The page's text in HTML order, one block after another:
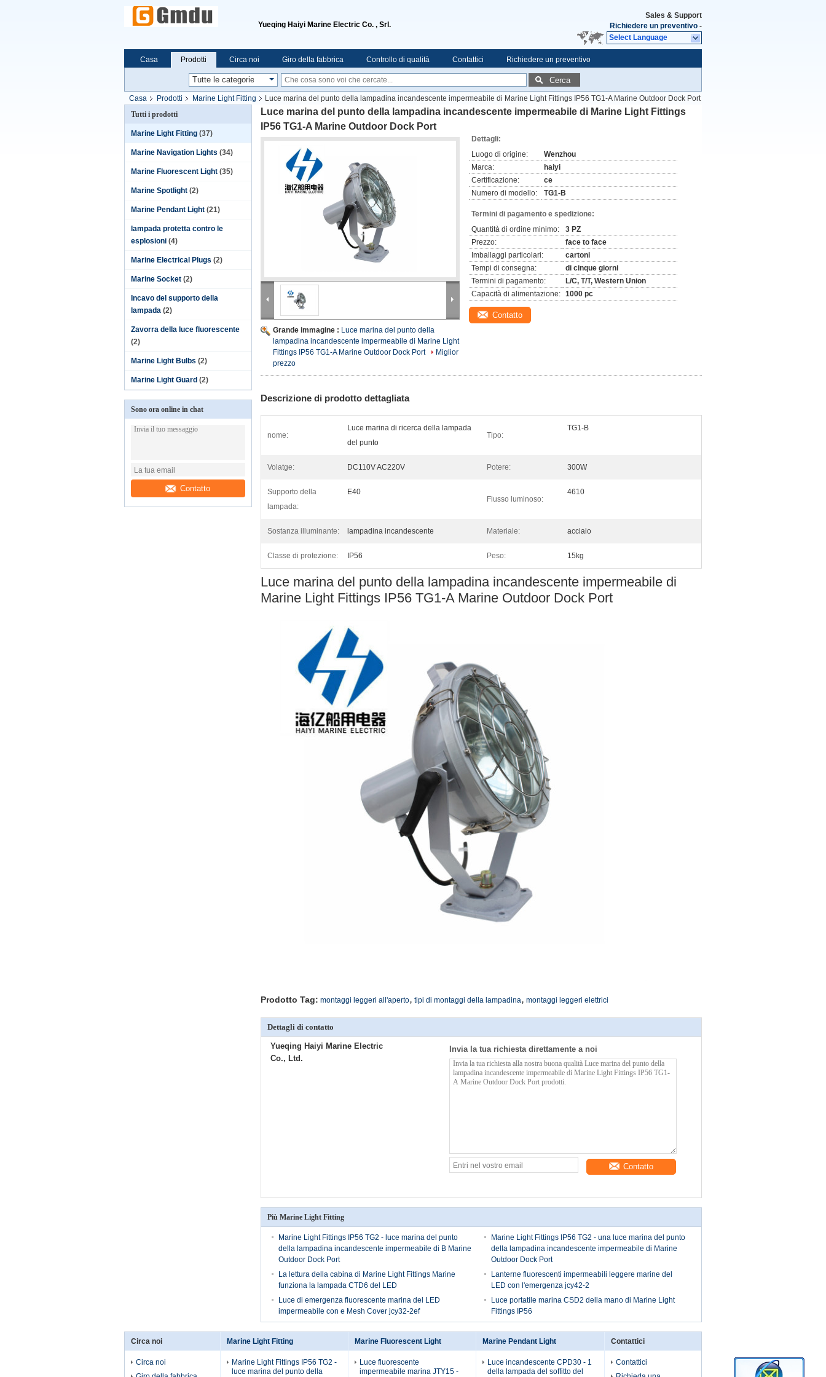
Yueqing Haiyi Marine Electric Co. , Srl.
Sales & Support
Richiedere un preventivo -
Select Language
Casa Prodotti Circa noi Giro della fabbrica Controllo di qualità Contattici Richiedere un preventivo
Cerca
Casa Prodotti Marine Light Fitting
Luce marina del punto della lampadina incandescente impermeabile di Marine Light Fittings IP56 TG1-A Marine Outdoor Dock Port
Tutti i prodotti
Marine Light Fitting (37)
Marine Navigation Lights (34)
Marine Fluorescent Light (35)
Marine Spotlight (2)
Marine Pendant Light (21)
lampada protetta contro le
esplosioni (4)
Marine Electrical Plugs (2)
Marine Socket (2)
Incavo del supporto della
lampada (2)
Zavorra della luce fluorescente
(2)
Marine Light Bulbs (2)
Marine Light Guard (2)
Sono ora online in chat
Contatto
Luce marina del punto della lampadina incandescente impermeabile di Marine Light Fittings
IP56 TG1-A Marine Outdoor Dock Port
Grande immagine : Luce marina del punto della
lampadina incandescente impermeabile di Marine Light
Fittings IP56 TG1-A Marine Outdoor Dock Port
Miglior
prezzo
Dettagli:
Luogo di origine:
Wenzhou
Marca:
haiyi
Certificazione:
ce
Numero di modello:
TG1-B
Termini di pagamento e spedizione:
Quantità di ordine minimo:
3 PZ
Prezzo:
face to face
Imballaggi particolari:
cartoni
Tempi di consegna:
di cinque giorni
Termini di pagamento:
L/C, T/T, Western Union
Capacità di alimentazione: 1000 pc
Contatto
Descrizione di prodotto dettagliata
nome:
Luce marina di ricerca della lampada
del punto
Tipo:
TG1-B
Volatge: DC110V AC220V Potere: 300W
Supporto della
lampada:
E40
Flusso luminoso:
4610
Sostanza illuminante: lampadina incandescente Materiale: acciaio
Classe di protezione: IP56 Peso: 15kg
Luce marina del punto della lampadina incandescente impermeabile di
Marine Light Fittings IP56 TG1-A Marine Outdoor Dock Port
Prodotto Tag: montaggi leggeri all'aperto, tipi di montaggi della lampadina, montaggi leggeri elettrici
Dettagli di contatto
Yueqing Haiyi Marine Electric
Co., Ltd.
Invia la tua richiesta direttamente a noi
Contatto
Più Marine Light Fitting
Marine Light Fittings IP56 TG2 - luce marina del punto
della lampadina incandescente impermeabile di B Marine
Outdoor Dock Port
Marine Light Fittings IP56 TG2 - una luce marina del punto
della lampadina incandescente impermeabile di Marine
Outdoor Dock Port
La lettura della cabina di Marine Light Fittings Marine
funziona la lampada CTD6 del LED
Lanterne fluorescenti impermeabili leggere marine del
LED con l'emergenza jcy42-2
Luce di emergenza fluorescente marina del LED
impermeabile con e Mesh Cover jcy32-2ef
Luce portatile marina CSD2 della mano di Marine Light
Fittings IP56
Circa noi
Circa noi
Marine Light Fitting
Marine Light Fittings IP56 TG2 -
luce marina del punto della
Marine Fluorescent Light
Luce fluorescente
impermeabile marina JTY15 -
Marine Pendant Light
Luce incandescente CPD30 - 1
della lampada del soffitto del
Contattici
Contattici